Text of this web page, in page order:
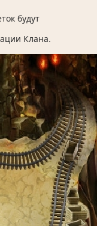
будут
Клана.